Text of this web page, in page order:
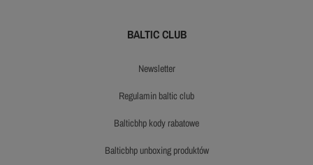
BALTIC CLUB
newsletter
regulamin baltic club
balticbhp kody rabatowe
balticbhp unboxing produktów